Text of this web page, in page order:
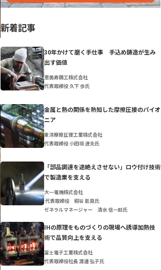
新着記事
30年かけて磨く手仕事 手込め鋳造が生み
出す価値
恵美寿鋳工株式会社
代表取締役 久下 歩氏
金属と熱の関係を熟知した摩擦圧接のパイオ
ニア
東洋摩擦圧接工業株式会社
代表取締役 小田垣 達夫氏
「部品調達を途絶えさせない」ロウ付け技術
で製造業を支える
大一電機株式会社
代表取締役 紺谷 彰良氏
ゼネラルマネージャー 清水 信一郎氏
IHの原理をものづくりの現場へ誘導加熱技
術で品質向上を支える
富士電子工業株式会社
代表取締役社長 渡邊 弘子氏